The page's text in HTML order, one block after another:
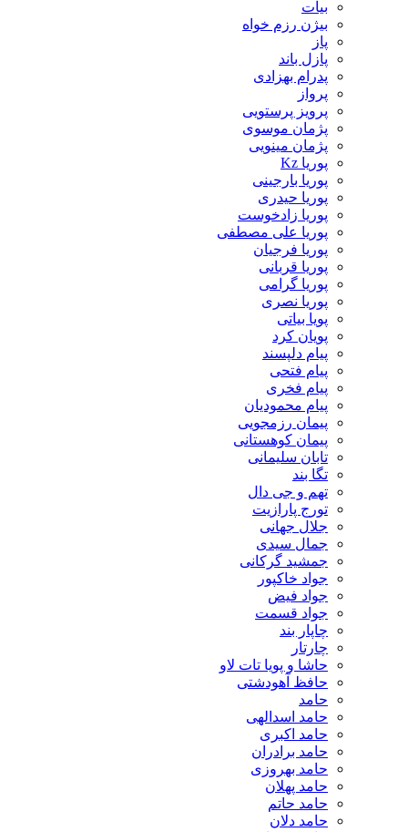
بیژن رزم خواه
پازل باند
پدرام بهزادی
پرویز پرستویی
پژمان موسوی
پژمان مینویی
پوریا بارجینی
پوریا حیدری
پوریا زادخوست
پوریا علی مصطفی
پوریا فرجیان
پوریا قربانی
پوریا گرامی
پوریا نصری
پویا بیاتی
پویان کرد
پیام دلپسند
پیام فتحی
پیام فخری
پیام محمودیان
پیمان رزمجویی
پیمان کوهستانی
تابان سلیمانی
تهم و جی دال
تورج پارازیت
جلال جهانی
جمال سیدی
جمشید گرکانی
جواد خاکپور
جواد فیض
جواد قسمت
چاپار بند
حاشا و پویا تات لاو
حافظ آهودشتی
حامد اسدالهی
حامد اکبری
حامد برادران
حامد بهروزی
حامد پهلان
حامد حاتم
حامد دلان